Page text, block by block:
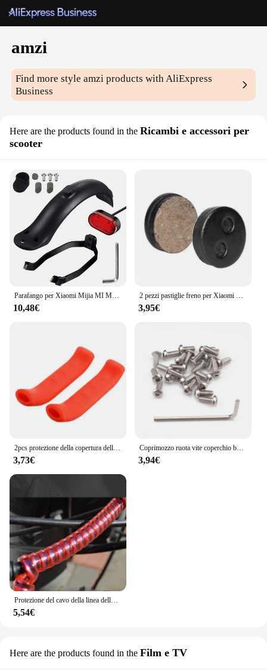
amzi
Find more styleamzi products with AliExpress
Business
Here are the products found in the Ricambi e accessori per
scooter
Parafango per Xiaomi Mijia MI M365 1S M187 Pro Scooter elettrico pneumatico paraspruzzi parafango posteriore con kit di viti luci posteriori
10,48€
2 pezzi pastiglie freno per Xiaomi M365 Mijia Scooter elettrico Skateboard ruota posteriore pinza frizione piastre accessori
3,95€
2pcs protezione della copertura delle leve della maniglia del freno per Xiaomi M365 Pro Pro2 Max G30 manicotti della maniglia del freno della bicicletta dello Scooter elettrico
3,73€
Coprimozzo ruota vite coperchio batteria inferiore viti per Xiaomi M365 1S Pro custodia protettiva per Scooter elettrico parte guscio decorativo
3,94€
Protezione del cavo della linea dello Scooter elettrico per Xiaomi M365/PRO Ninebot ES1-ES4 Max G30 parti della copertura della protezione del filo del freno anteriore posteriore
5,54€
Here are the products found in the Film e TV